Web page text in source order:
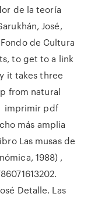
de la teoría
José,
de Cultura
to get to a link
it takes three
from natural
imprimir pdf
más amplia
Las musas de
1988) ,
Detalle. Las